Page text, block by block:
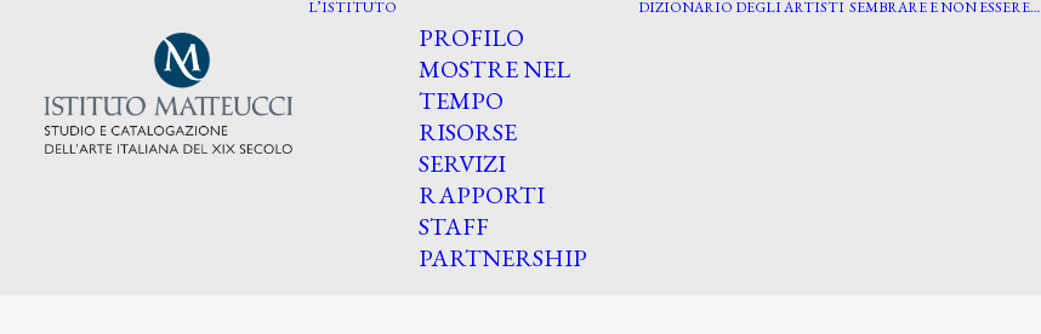
L’ISTITUTO
PROFILO
MOSTRE NEL
TEMPO
RISORSE
SERVIZI
RAPPORTI
STAFF
PARTNERSHIP
DIZIONARIO DEGLI ARTISTI SEMBRARE E NON ESSERE…